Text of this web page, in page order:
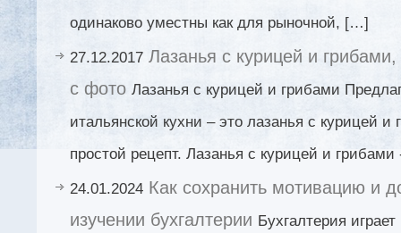
одинаково уместны как для рыночной, […]
27.12.2017 Лазанья с курицей и
с фото Лазанья с курицей и грибами
итальянской кухни – это лазанья с курицей
простой рецепт. Лазанья с курицей и
24.01.2024 Как сохранить мотивацию и
изучении бухгалтерии Бухгалтерия